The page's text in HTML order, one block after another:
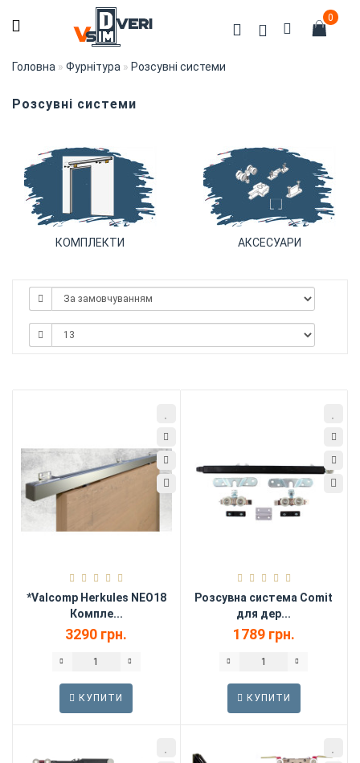
0
Головна Фурнітура Розсувні системи
Розсувні системи
КОМПЛЕКТИ АКСЕСУАРИ
*Valcomp Herkules NEO18
Компле...
3290 грн.
КУПИТИ
Розсувна система Comit
для дер...
1789 грн.
КУПИТИ